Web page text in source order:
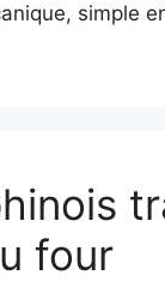
simple
four